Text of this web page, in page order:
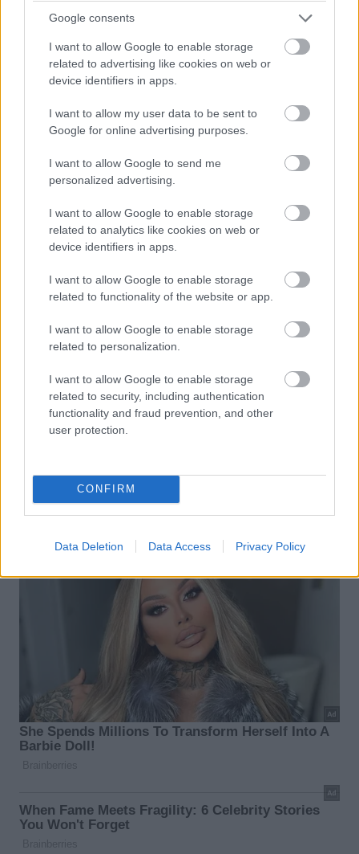
Google consents
I want to allow Google to enable storage
related to advertising like cookies on web or
device identifiers in apps.
I want to allow my user data to be sent to
Google for online advertising purposes.
I want to allow Google to send me
personalized advertising.
I want to allow Google to enable storage
related to analytics like cookies on web or
device identifiers in apps.
I want to allow Google to enable storage
related to functionality of the website or app.
I want to allow Google to enable storage
related to personalization.
I want to allow Google to enable storage
related to security, including authentication
functionality and fraud prevention, and other
user protection.
CONFIRM
Data Deletion Data Access Privacy Policy